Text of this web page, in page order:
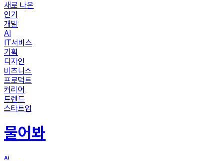
새로 나온
인기
개발
AI
IT서비스
기획
디자인
비즈니스
프로덕트
커리어
트렌드
스타트업
물어봐